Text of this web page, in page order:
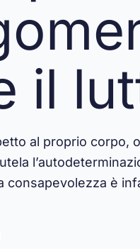
il
al proprio corpo,
consapevolezza è